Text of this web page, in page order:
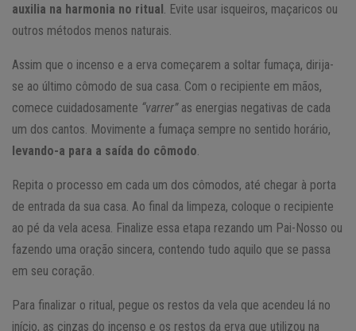
auxilia na harmonia no ritual . Evite usar isqueiros, maçaricos ou
outros métodos menos naturais.
Assim que o incenso e a erva começarem a soltar fumaça, dirija-
se ao último cômodo de sua casa. Com o recipiente em mãos,
comece cuidadosamente “varrer”as energias negativas de cada
um dos cantos. Movimente a fumaça sempre no sentido horário,
levando-a para a saída do cômodo
Repita o processo em cada um dos cômodos, até chegar à porta
de entrada da sua casa. Ao final da limpeza, coloque o recipiente
ao pé da vela acesa. Finalize essa etapa rezando um Pai-Nosso ou
fazendo uma oração sincera, contendo tudo aquilo que se passa
em seu coração.
Para finalizar o ritual, pegue os restos da vela que acendeu lá no
início, as cinzas do incenso e os restos da erva que utilizou na